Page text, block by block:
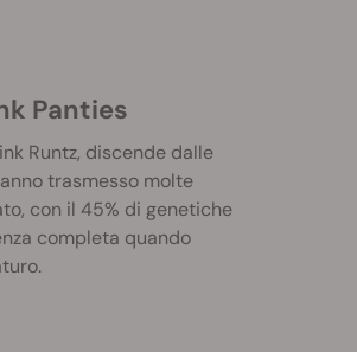
Panties
Runtz, discende dalle
trasmesso molte
con il 45% di genetiche
completa quando